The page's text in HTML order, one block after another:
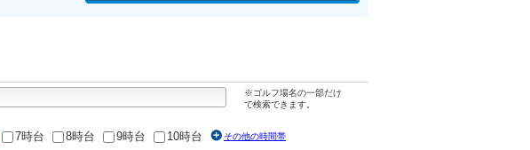
※ゴルフ場名の一部だけ
で検索できます。
7時台 8時台 9時台 10時台 その他の時間帯